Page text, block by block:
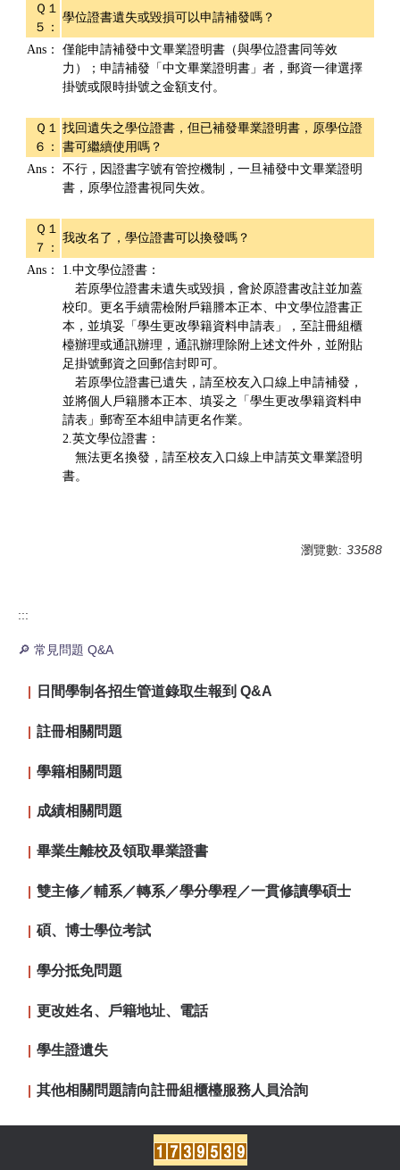
Ｑ１
５：
學位證書遺失或毀損可以申請補發嗎？
Ans：
僅能申請補發中文畢業證明書（與學位證書同等效
力）；申請補發「中文畢業證明書」者，郵資一律選擇
掛號或限時掛號之金額支付。
Ｑ１
６：
找回遺失之學位證書，但已補發畢業證明書，原學位證
書可繼續使用嗎？
Ans：
不行，因證書字號有管控機制，一旦補發中文畢業證明
書，原學位證書視同失效。
Ｑ１
７：
我改名了，學位證書可以換發嗎？
Ans：
1.中文學位證書：
若原學位證書未遺失或毀損，會於原證書改註並加蓋
校印。更名手續需檢附戶籍謄本正本、中文學位證書正
本，並填妥「學生更改學籍資料申請表」，至註冊組櫃
檯辦理或通訊辦理，通訊辦理除附上述文件外，並附貼
足掛號郵資之回郵信封即可。
若原學位證書已遺失，請至校友入口線上申請補發，
並將個人戶籍謄本正本、填妥之「學生更改學籍資料申
請表」郵寄至本組申請更名作業。
2.英文學位證書：
無法更名換發，請至校友入口線上申請英文畢業證明
書。
瀏覽數: 33588
:::
🔎 常見問題 Q&A
日間學制各招生管道錄取生報到 Q&A
註冊相關問題
學籍相關問題
成績相關問題
畢業生離校及領取畢業證書
雙主修／輔系／轉系／學分學程／一貫修讀學碩士
碩、博士學位考試
學分抵免問題
更改姓名、戶籍地址、電話
學生證遺失
其他相關問題請向註冊組櫃檯服務人員洽詢